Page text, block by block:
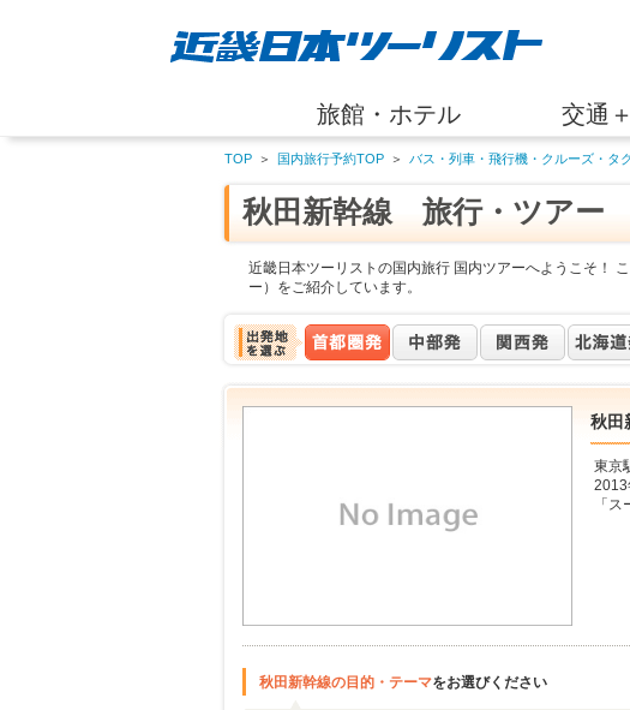
旅館・ホテル 交通
TOP ＞ 国内旅行予約TOP ＞ バス・列車・飛行機・クルーズ・タ
秋田新幹線 旅行・ツアー
近畿日本ツーリストの国内旅行 国内ツアーへようこそ！
ー）をご紹介しています。
秋田
東京
2013
「
秋田新幹線の目的・テーマをお選びください